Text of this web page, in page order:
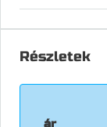
Részletek
ár